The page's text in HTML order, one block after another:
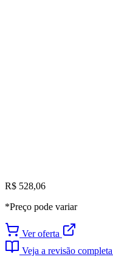
R$ 528,06
*Preço pode variar
Ver oferta
Veja a revisão